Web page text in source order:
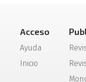
Acceso
Ayuda
Inicio